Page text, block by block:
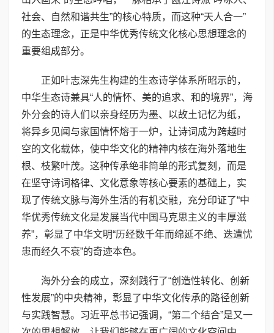
社会、自然和谐共生”的核心特质，而这种“天人合一”
的生态理念，正是中华优秀传统文化核心思想理念的
重要组成部分。
正如叶志深先生构建的生态诗学体系所昭示的，
中华生态诗兼具“人的情怀、美的追求、和的境界”，海
外分会的诗人们以亲身经历为墨、以故土记忆为纸，
将异乡见闻与家国情怀熔于一炉，让诗词成为跨越时
空的文化载体，使中华文化的精神内核在海外落地生
根、枝繁叶茂。这种传承绝非简单的形式复刻，而是
在坚守诗词格律、文化意象等核心要素的基础上，实
现了传统文脉与海外生活的有机交融，充分印证了“中
华优秀传统文化是发展当代中国马克思主义的丰厚滋
养”，彰显了中华文明“历经数千年而绵延不绝、迭遭忧
患而经久不衰”的奇迹本色。
海外分会的成立，深刻践行了“创造性转化、创新
性发展”的中央精神，彰显了中华文化传承的路径创新
与实践智慧。习近平总书记强调，“第二个结合”是又一